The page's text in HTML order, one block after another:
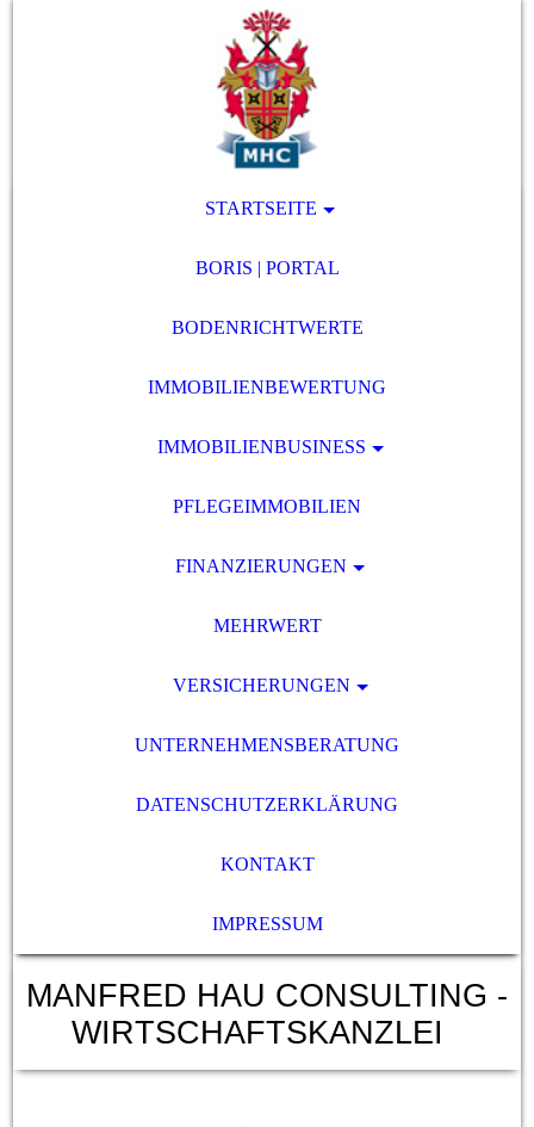
STARTSEITE
BORIS | PORTAL
BODENRICHTWERTE
IMMOBILIENBEWERTUNG
IMMOBILIENBUSINESS
PFLEGEIMMOBILIEN
FINANZIERUNGEN
MEHRWERT
VERSICHERUNGEN
UNTERNEHMENSBERATUNG
DATENSCHUTZERKLÄRUNG
KONTAKT
IMPRESSUM
MANFRED HAU CONSULTING -
WIRTSCHAFTSKANZLEI